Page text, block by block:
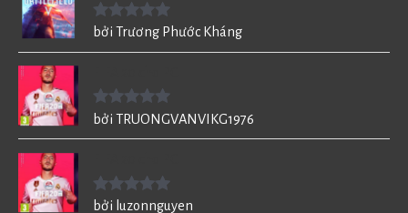
Được xếp
bởi Trương Phước Kháng
Được xếp
bởi TRUONGVANVIKG1976
Được xếp
bởi luzonnguyen